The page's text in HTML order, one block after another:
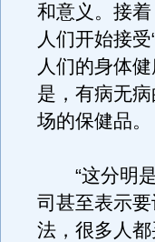
和意义。接着
人们开始接
人们的身体
是，有病无
场的保健品。
“这分明是
司甚至表示要
法，很多人